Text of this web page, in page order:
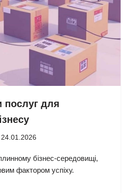
послуг для
24.01.2026
бізнес-середовищі,
фактором успіху.